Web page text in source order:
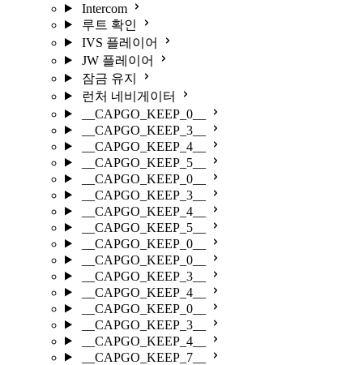
Intercom
루트 확인
IVS 플레이어
JW 플레이어
잠금 유지
런처 네비게이터
__CAPGO_KEEP_0__
__CAPGO_KEEP_3__
__CAPGO_KEEP_4__
__CAPGO_KEEP_5__
__CAPGO_KEEP_0__
__CAPGO_KEEP_3__
__CAPGO_KEEP_4__
__CAPGO_KEEP_5__
__CAPGO_KEEP_0__
__CAPGO_KEEP_0__
__CAPGO_KEEP_3__
__CAPGO_KEEP_4__
__CAPGO_KEEP_0__
__CAPGO_KEEP_3__
__CAPGO_KEEP_4__
__CAPGO_KEEP_7__